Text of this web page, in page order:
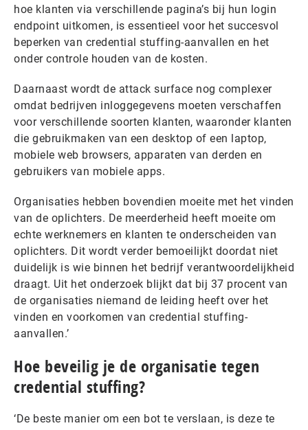
hoe klanten via verschillende pagina’s bij hun login
endpoint uitkomen, is essentieel voor het succesvol
beperken van credential stuffing-aanvallen en het
onder controle houden van de kosten.
Daarnaast wordt de attack surface nog complexer
omdat bedrijven inloggegevens moeten verschaffen
voor verschillende soorten klanten, waaronder klanten
die gebruikmaken van een desktop of een laptop,
mobiele web browsers, apparaten van derden en
gebruikers van mobiele apps.
Organisaties hebben bovendien moeite met het vinden
van de oplichters. De meerderheid heeft moeite om
echte werknemers en klanten te onderscheiden van
oplichters. Dit wordt verder bemoeilijkt doordat niet
duidelijk is wie binnen het bedrijf verantwoordelijkheid
draagt. Uit het onderzoek blijkt dat bij 37 procent van
de organisaties niemand de leiding heeft over het
vinden en voorkomen van credential stuffing-
aanvallen.’
Hoe beveilig je de organisatie tegen
credential stuffing?
‘De beste manier om een bot te verslaan, is deze te